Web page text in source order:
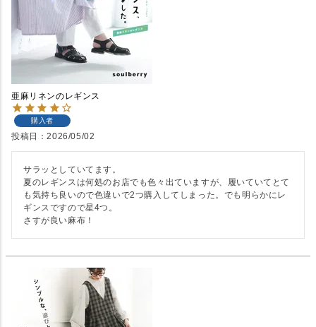
亜麻リネンのレギンス
購入者
投稿日 2026/05/02
サラッとしていてます。
夏のレギンスは何処のお店でも色々出ていますが、履いていてとて
も気持ち良いので色違いで2つ購入してしまった。でも明らかにレ
ギンスですので星4つ。
さすが良い麻布！